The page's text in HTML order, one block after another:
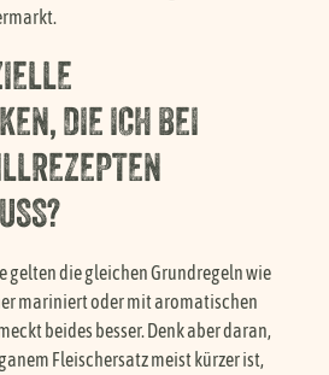
DIE ICH BEI
gelten die gleichen Grundregeln wie
mariniert oder mit aromatischen
beides besser. Denk aber daran,
Fleischersatz meist kürzer ist,